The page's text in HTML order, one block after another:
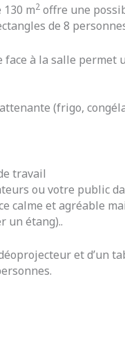
m2offre une
de 8
face à la salle
(frigo,
travail
ou votre public
calme et agréable
un étang)..
et d’un